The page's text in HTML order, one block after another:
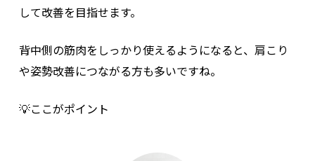
して改善を目指せます。
背中側の筋肉をしっかり使えるようになると、肩こり
や姿勢改善につながる方も多いですね。
💡ここがポイント